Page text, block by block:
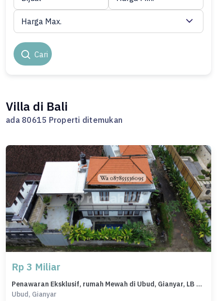
Cari
Harga Max.
Villa di Bali
ada 80615 Properti ditemukan
Rp 3 Miliar
Penawaran Eksklusif, rumah Mewah di Ubud, Gianyar, LB 165m²
Ubud, Gianyar